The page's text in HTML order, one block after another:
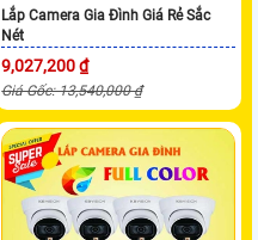
Lắp Camera Gia Đình Giá Rẻ Sắc
Nét
9,027,200 ₫
Giá Gốc: 13,540,000 ₫